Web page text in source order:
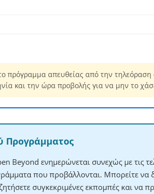
πρόγραμμα απευθείας από την τηλεόραση
και την ώρα προβολής για να μην το
Προγράμματος
Beyond ενημερώνεται συνεχώς με τις
που προβάλλονται. Μπορείτε να
συγκεκριμένες εκπομπές και να